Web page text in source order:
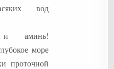
вод
и аминь!
море
проточной